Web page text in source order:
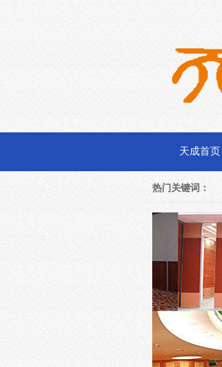
天成首页
隔断门
热门关键词：